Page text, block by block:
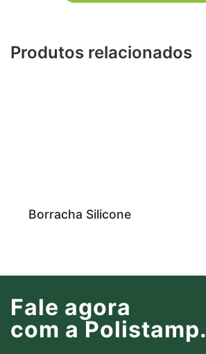
Produtos relacionados
Borracha Silicone
Fale agora
com a Polistamp.